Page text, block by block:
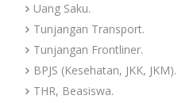
Uang Saku.
Tunjangan Transport.
Tunjangan Frontliner.
BPJS (Kesehatan, JKK, JKM).
THR, Beasiswa.